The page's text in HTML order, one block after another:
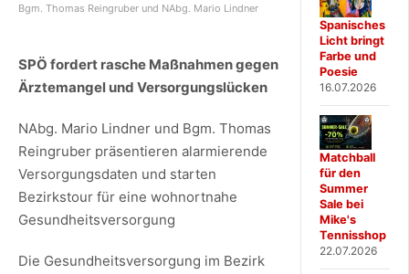
Bgm. Thomas Reingruber und NAbg. Mario Lindner
SPÖ fordert rasche Maßnahmen gegen
Ärztemangel und Versorgungslücken
NAbg. Mario Lindner und Bgm. Thomas
Reingruber präsentieren alarmierende
Versorgungsdaten und starten
Bezirkstour für eine wohnortnahe
Gesundheitsversorgung
Die Gesundheitsversorgung im Bezirk
Spanisches
Licht bringt
Farbe und
Poesie
16.07.2026
Matchball
für den
Summer
Sale bei
Mike's
Tennisshop
22.07.2026